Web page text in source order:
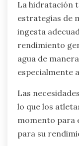
momento
atletas?
La mejor
para los
optimizar el
atletas deben
equilibrada 3-4
la competición